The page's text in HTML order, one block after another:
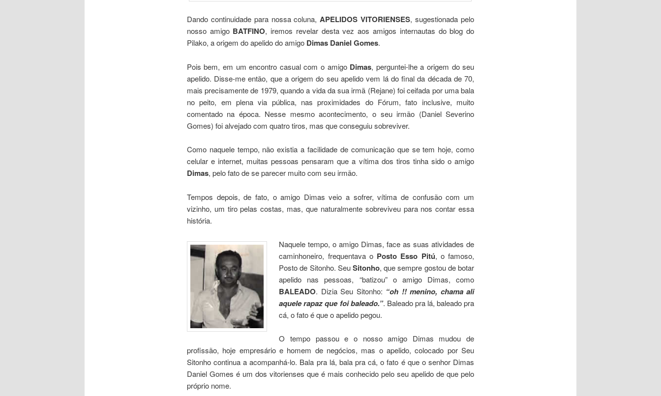
Dando continuidade para nossa coluna,APELIDOS VITORIENSES, sugestionada pelo
nosso amigo BATFINO, iremos revelar desta vez aos amigos internautas do blog do
Pilako, a origem do apelido do amigo Dimas Daniel Gomes.
Pois bem, em um encontro casual com o amigo Dimas, perguntei-lhe a origem do seu
apelido. Disse-me então, que a origem do seu apelido vem lá do final da década de 70,
mais precisamente de 1979, quando a vida da sua irmã (Rejane) foi ceifada por uma bala
no peito, em plena via pública, nas proximidades do Fórum, fato inclusive, muito
comentado na época. Nesse mesmo acontecimento, o seu irmão (Daniel Severino
Gomes) foi alvejado com quatro tiros, mas que conseguiu sobreviver.
Como naquele tempo, não existia a facilidade de comunicação que se tem hoje, como
celular e internet, muitas pessoas pensaram que a vítima dos tiros tinha sido o amigo
Dimas, pelo fato de se parecer muito com seu irmão.
Tempos depois, de fato, o amigo Dimas veio a sofrer, vítima de confusão com um
vizinho, um tiro pelas costas, mas, que naturalmente sobreviveu para nos contar essa
história.
Naquele tempo, o amigo Dimas, face as suas atividades de
caminhoneiro, frequentava o Posto Esso Pitú, o famoso,
Posto de Sitonho. SeuSitonho, que sempre gostou de botar
apelido nas pessoas, “batizou” o amigo Dimas, como
BALEADO. Dizia Seu Sitonho: “oh !! menino, chama ali
aquele rapaz que foi baleado.”. Baleado pra lá, baleado pra
cá, o fato é que o apelido pegou.
O tempo passou e o nosso amigo Dimas mudou de
profissão, hoje empresário e homem de negócios, mas o apelido, colocado por Seu
Sitonho continua a acompanhá-lo. Bala pra lá, bala pra cá, o fato é que o senhor Dimas
Daniel Gomes é um dos vitorienses que é mais conhecido pelo seu apelido de que pelo
próprio nome.